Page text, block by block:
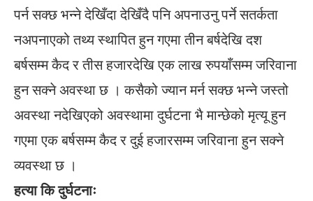
पर्न सक्छ भन्ने देखिँदा देखिँदै पनि अपनाउनु पर्ने सतर्कता
नअपनाएको तथ्य स्थापित हुन गएमा तीन बर्षदेखि दश
बर्षसम्म कैद र तीस हजारदेखि एक लाख रुपयाँसम्म जरिवाना
हुन सक्ने अवस्था छ । कसैको ज्यान मर्न सक्छ भन्ने जस्तो
अवस्था नदेखिएको अवस्थामा दुर्घटना भै मान्छेको मृत्यू हुन
गएमा एक बर्षसम्म कैद र दुई हजारसम्म जरिवाना हुन सक्ने
व्यवस्था छ ।
हत्या कि दुर्घटनाः